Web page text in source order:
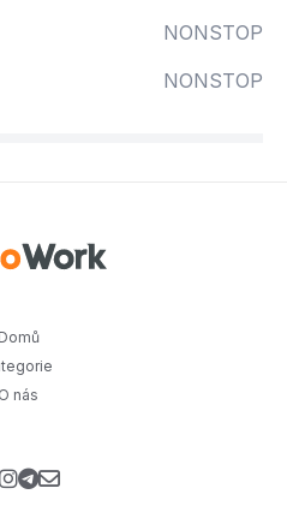
NONSTOP
NONSTOP
Domů
O nás